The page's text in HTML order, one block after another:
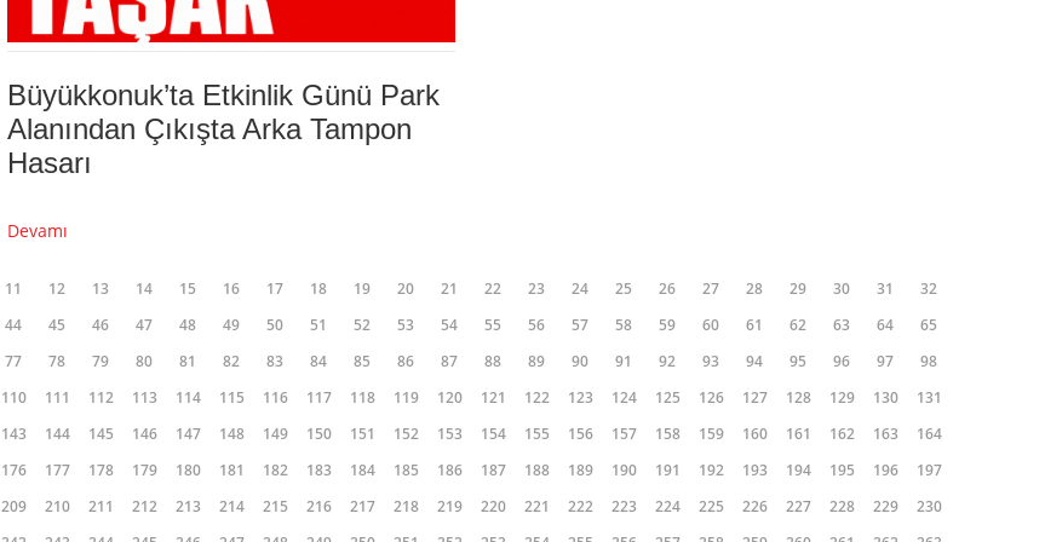
Büyükkonuk’ta Etkinlik Günü Park
Alanından Çıkışta Arka Tampon
Hasarı
Devamı
11 12 13 14 15 16 17 18 19 20 21 22 23 24 25 26 27 28 29 30 31
32
44 45 46 47 48 49 50 51 52 53 54 55 56 57 58 59 60 61 62 63 64
65
77 78 79 80 81 82 83 84 85 86 87 88 89 90 91 92 93 94 95 96 97
98
110 111 112 113 114 115 116 117 118 119 120 121 122 123 124 125 126 127 128 129 130
131
143 144 145 146 147 148 149 150 151 152 153 154 155 156 157 158 159 160 161 162 163
164
176 177 178 179 180 181 182 183 184 185 186 187 188 189 190 191 192 193 194 195 196
197
209 210 211 212 213 214 215 216 217 218 219 220 221 222 223 224 225 226 227 228 229
230